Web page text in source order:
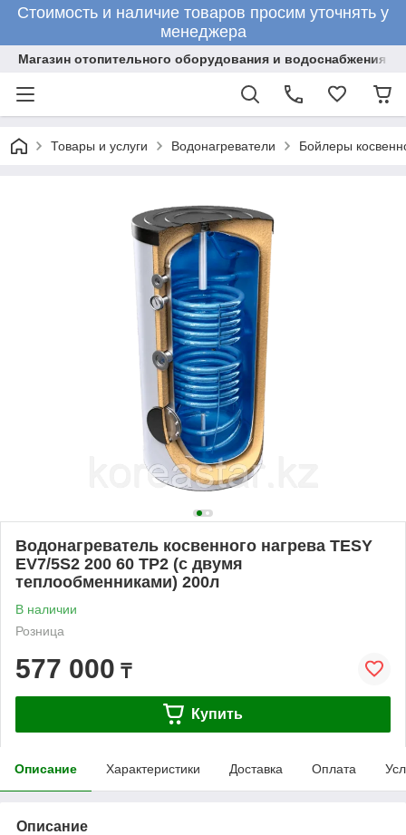
Стоимость и наличие товаров просим уточнять у
менеджера
Магазин отопительного оборудования и водоснабжения
Товары и услуги Водонагреватели Бойлеры
Водонагреватель косвенного нагрева TESY
EV7/5S2 200 60 TP2 (с двумя
теплообменниками) 200л
В наличии
Розница
577 000 ₸
Купить
Описание Характеристики Доставка Оплата
Описание